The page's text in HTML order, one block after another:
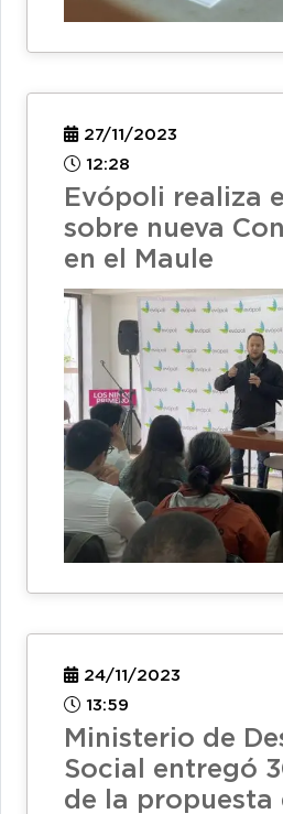
27/11/2023
12:28
Evópoli realiza
sobre nueva
en el Maule
24/11/2023
13:59
Ministerio de
Social entregó
de la propuesta